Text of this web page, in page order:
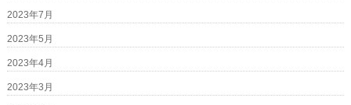
2023年7月
2023年5月
2023年4月
2023年3月